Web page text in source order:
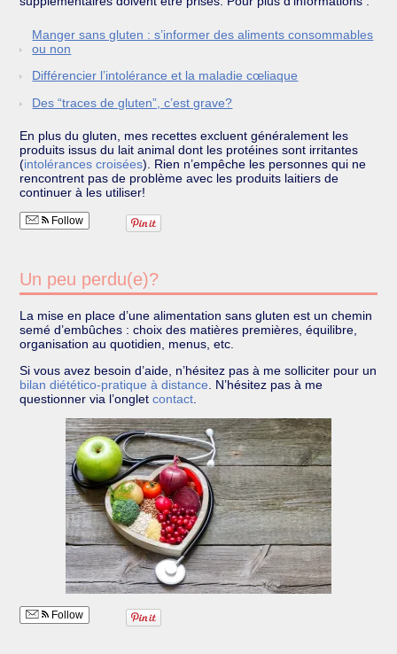
Manger sans gluten : s’informer des aliments consommables
ou non
Différencier l’intolérance et la maladie cœliaque
Des “traces de gluten”, c’est grave?
En plus du gluten, mes recettes excluent généralement les
produits issus du lait animal dont les protéines sont irritantes
(intolérances croisées). Rien n’empêche les personnes qui ne
rencontrent pas de problème avec les produits laitiers de
continuer à les utiliser!
Follow
Un peu perdu(e)?
La mise en place d’une alimentation sans gluten est un chemin
semé d’embûches : choix des matières premières, équilibre,
organisation au quotidien, menus, etc.
Si vous avez besoin d’aide, n’hésitez pas à me solliciter pour un
bilan diétético-pratique à distance . N’hésitez pas à me
questionner via l’ongletcontact
Follow